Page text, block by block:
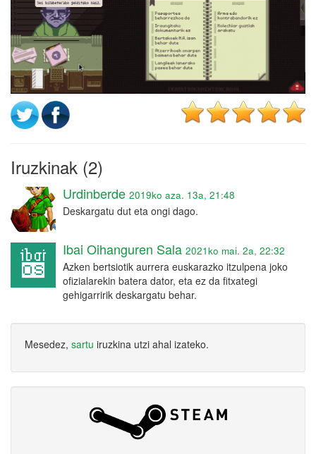
Iruzkinak (2)
Urdinberde 2019ko aza. 13a, 21:48
Deskargatu dut eta ongi dago.
Ibai Oihanguren Sala 2021ko mai. 2a, 22:32
Azken bertsiotik aurrera euskarazko itzulpena joko
ofizialarekin batera dator, eta ez da fitxategi
gehigarririk deskargatu behar.
Mesedez, sartu iruzkina utzi ahal izateko.